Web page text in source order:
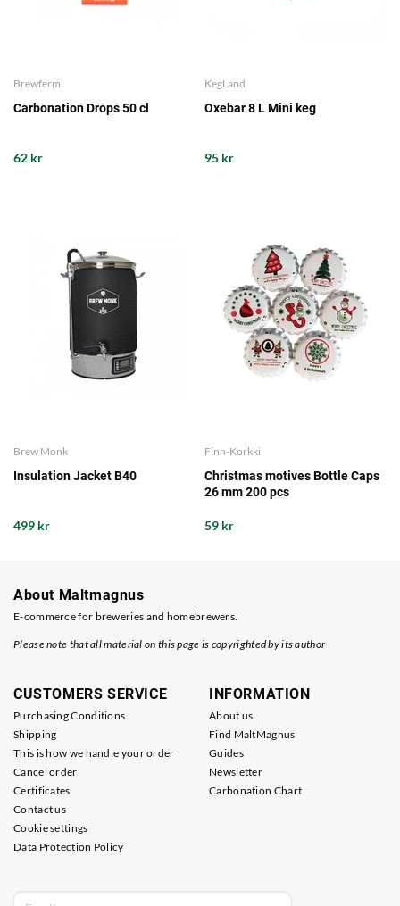
Brewferm
Carbonation Drops 50 cl
62 kr
KegLand
Oxebar 8 L Mini keg
95 kr
Brew Monk
Insulation Jacket B40
499 kr
Finn-Korkki
Christmas motives Bottle Caps
26 mm 200 pcs
59 kr
About Maltmagnus
E-commerce for breweries and homebrewers.
Please note that all material on this page is copyrighted by its author
CUSTOMERS SERVICE
Purchasing Conditions
Shipping
This is how we handle your order
Cancel order
Certificates
Contact us
Cookie settings
Data Protection Policy
INFORMATION
About us
Find MaltMagnus
Guides
Newsletter
Carbonation Chart